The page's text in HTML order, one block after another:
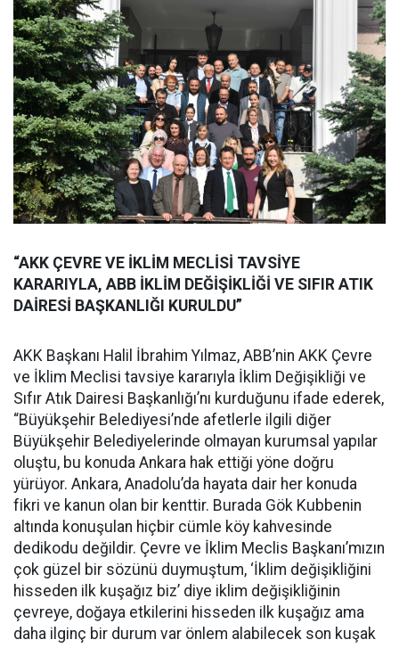
“AKK ÇEVRE VE İKLİM MECLİSİ TAVSİYE
KARARIYLA, ABB İKLİM DEĞİŞİKLİĞİ VE SIFIR ATIK
DAİRESİ BAŞKANLIĞI KURULDU”
AKK Başkanı Halil İbrahim Yılmaz, ABB’nin AKK Çevre
ve İklim Meclisi tavsiye kararıyla İklim Değişikliği ve
Sıfır Atık Dairesi Başkanlığı’nı kurduğunu ifade ederek,
“Büyükşehir Belediyesi’nde afetlerle ilgili diğer
Büyükşehir Belediyelerinde olmayan kurumsal yapılar
oluştu, bu konuda Ankara hak ettiği yöne doğru
yürüyor. Ankara, Anadolu’da hayata dair her konuda
fikri ve kanun olan bir kenttir. Burada Gök Kubbenin
altında konuşulan hiçbir cümle köy kahvesinde
dedikodu değildir. Çevre ve İklim Meclis Başkanı’mızın
çok güzel bir sözünü duymuştum, ‘İklim değişikliğini
hisseden ilk kuşağız biz’ diye iklim değişikliğinin
çevreye, doğaya etkilerini hisseden ilk kuşağız ama
daha ilginç bir durum var önlem alabilecek son kuşak